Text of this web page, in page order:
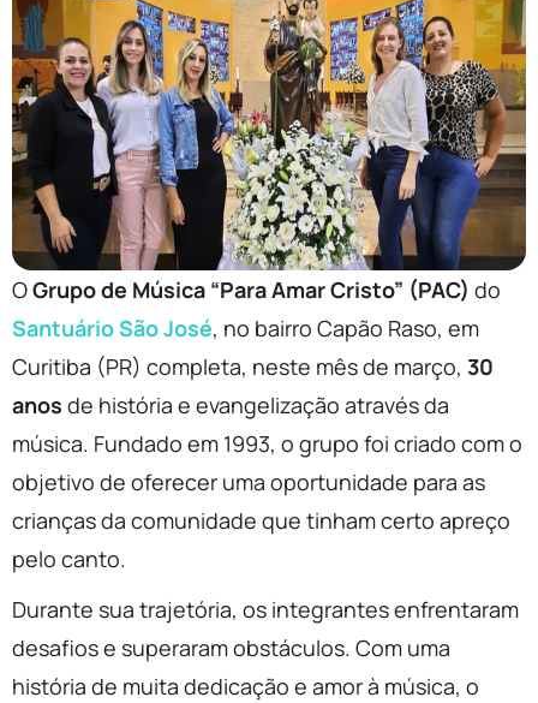
OGrupo de Música “Para Amar Cristo” (PAC) do
Santuário São José, no bairro Capão Raso, em
Curitiba (PR) completa, neste mês de março, 30
anos de história e evangelização através da
música. Fundado em 1993, o grupo foi criado com o
objetivo de oferecer uma oportunidade para as
crianças da comunidade que tinham certo apreço
pelo canto.
Durante sua trajetória, os integrantes enfrentaram
desafios e superaram obstáculos. Com uma
história de muita dedicação e amor à música, o